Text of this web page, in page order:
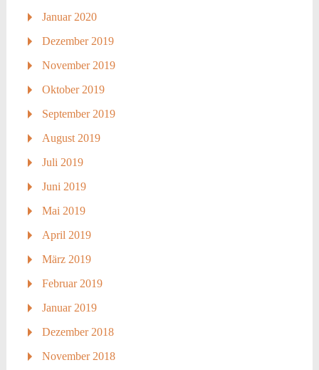
Januar 2020
Dezember 2019
November 2019
Oktober 2019
September 2019
August 2019
Juli 2019
Juni 2019
Mai 2019
April 2019
März 2019
Februar 2019
Januar 2019
Dezember 2018
November 2018